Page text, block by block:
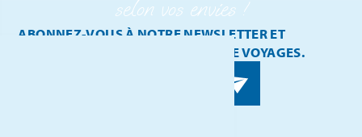
selon vos envies !
ABONNEZ-VOUS À NOTRE NEWSLETTER ET
RECEVEZ NOS DERNIÈRES IDÉES DE VOYAGES.